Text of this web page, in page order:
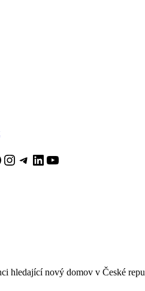
Instagram
Telegram
LinkedIn
YouTube
hledající nový domov v České